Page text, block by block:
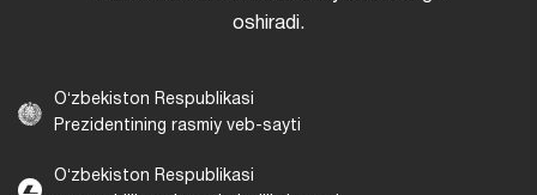
oshiradi.
Oʻzbekiston Respublikasi
Prezidentining rasmiy veb-sayti
Oʻzbekiston Respublikasi